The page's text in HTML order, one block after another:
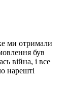
ми отримали
був
війна, і все
нарешті